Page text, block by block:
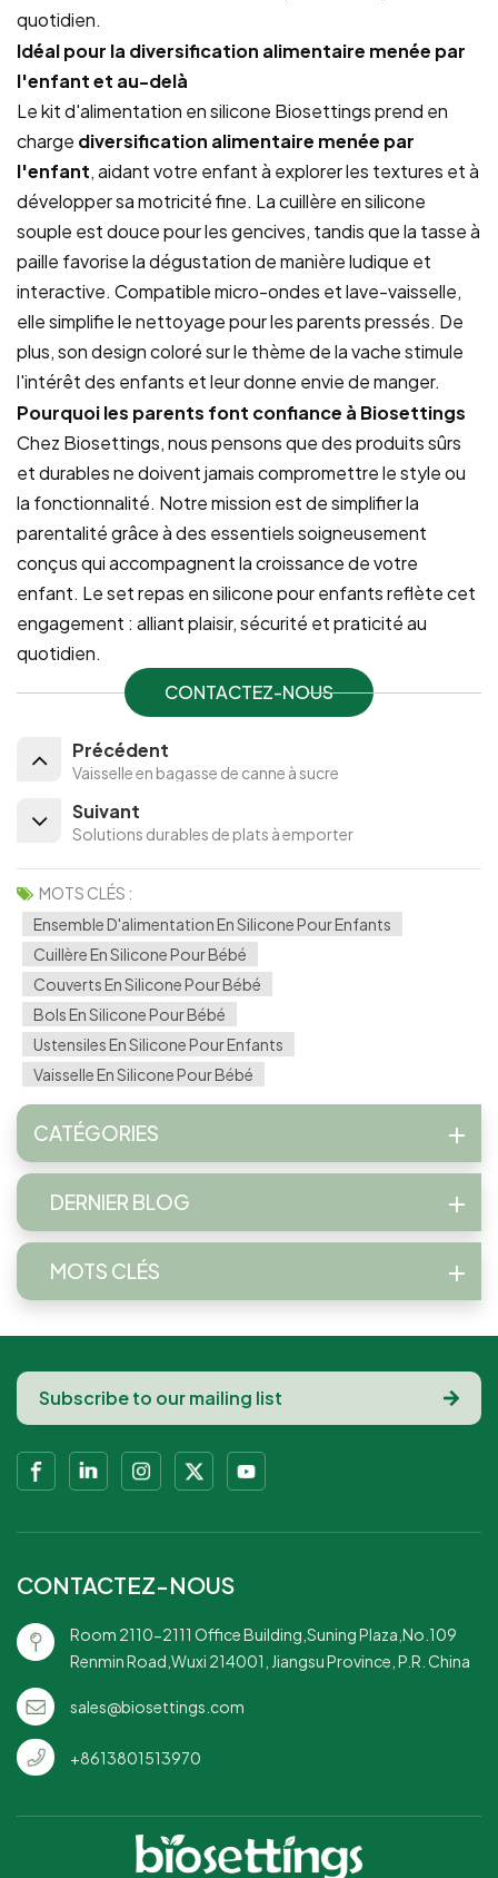
quotidien.
Idéal pour la diversification alimentaire menée par
l'enfant et au-delà
Le kit d'alimentation en silicone Biosettings prend en
charge diversification alimentaire menée par
l'enfant, aidant votre enfant à explorer les textures et à
développer sa motricité fine. La cuillère en silicone
souple est douce pour les gencives, tandis que la tasse à
paille favorise la dégustation de manière ludique et
interactive. Compatible micro-ondes et lave-vaisselle,
elle simplifie le nettoyage pour les parents pressés. De
plus, son design coloré sur le thème de la vache stimule
l'intérêt des enfants et leur donne envie de manger.
Pourquoi les parents font confiance à Biosettings
Chez Biosettings, nous pensons que des produits sûrs
et durables ne doivent jamais compromettre le style ou
la fonctionnalité. Notre mission est de simplifier la
parentalité grâce à des essentiels soigneusement
conçus qui accompagnent la croissance de votre
enfant. Le set repas en silicone pour enfants reflète cet
engagement : alliant plaisir, sécurité et praticité au
quotidien.
CONTACTEZ-NOUS
Précédent
Vaisselle en bagasse de canne à sucre
Suivant
Solutions durables de plats à emporter
MOTS CLÉS :
Ensemble D'alimentation En Silicone Pour Enfants
Cuillère En Silicone Pour Bébé
Couverts En Silicone Pour Bébé
Bols En Silicone Pour Bébé
Ustensiles En Silicone Pour Enfants
Vaisselle En Silicone Pour Bébé
CATÉGORIES
DERNIER BLOG
MOTS CLÉS
CONTACTEZ-NOUS
Room 2110-2111 Office Building,Suning Plaza,No.109
Renmin Road,Wuxi 214001, Jiangsu Province, P.R. China
sales@biosettings.com
+8613801513970